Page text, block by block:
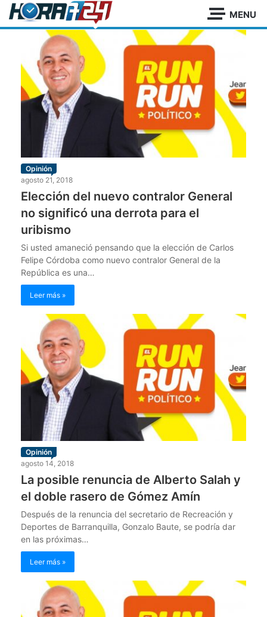
MENU
Jean-Pierre Serna
Opinión
agosto 21, 2018
Elección del nuevo contralor General
no significó una derrota para el
uribismo
Si usted amaneció pensando que la elección de Carlos
Felipe Córdoba como nuevo contralor General de la
República es una…
Leer más »
Opinión
agosto 14, 2018
La posible renuncia de Alberto Salah y
el doble rasero de Gómez Amín
Después de la renuncia del secretario de Recreación y
Deportes de Barranquilla, Gonzalo Baute, se podría dar
en las próximas…
Leer más »